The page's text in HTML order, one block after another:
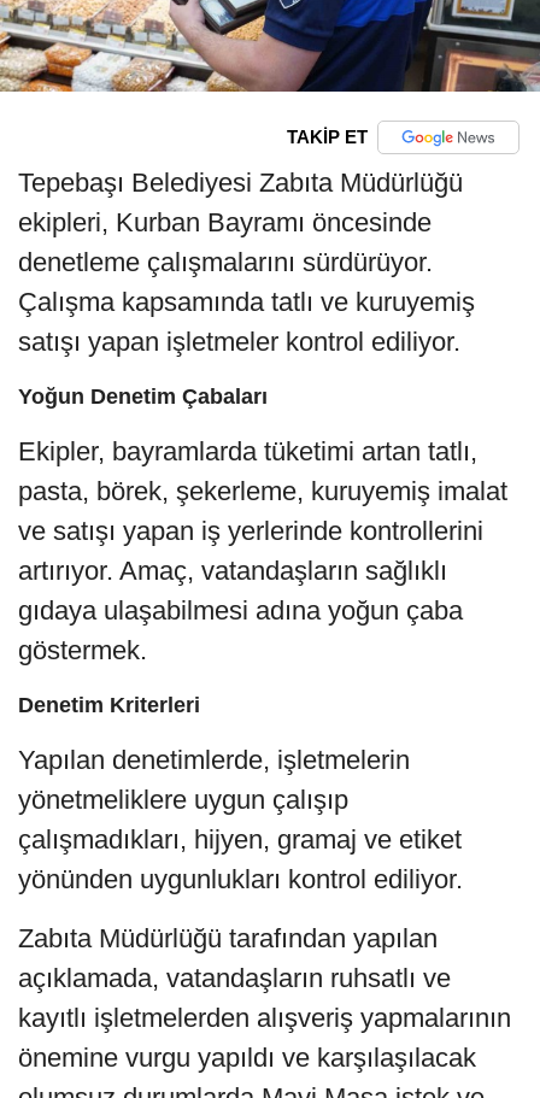
TAKİP ET
Tepebaşı Belediyesi Zabıta Müdürlüğü
ekipleri, Kurban Bayramı öncesinde
denetleme çalışmalarını sürdürüyor.
Çalışma kapsamında tatlı ve kuruyemiş
satışı yapan işletmeler kontrol ediliyor.
Yoğun Denetim Çabaları
Ekipler, bayramlarda tüketimi artan tatlı,
pasta, börek, şekerleme, kuruyemiş imalat
ve satışı yapan iş yerlerinde kontrollerini
artırıyor. Amaç, vatandaşların sağlıklı
gıdaya ulaşabilmesi adına yoğun çaba
göstermek.
Denetim Kriterleri
Yapılan denetimlerde, işletmelerin
yönetmeliklere uygun çalışıp
çalışmadıkları, hijyen, gramaj ve etiket
yönünden uygunlukları kontrol ediliyor.
Zabıta Müdürlüğü tarafından yapılan
açıklamada, vatandaşların ruhsatlı ve
kayıtlı işletmelerden alışveriş yapmalarının
önemine vurgu yapıldı ve karşılaşılacak